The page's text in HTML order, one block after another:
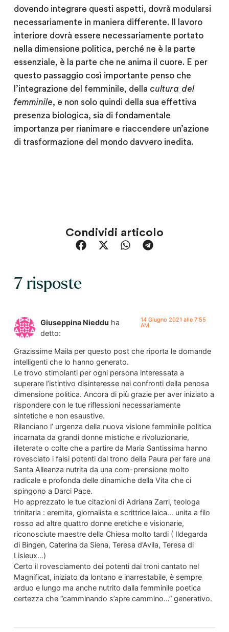
dovendo integrare questi aspetti, dovrà modularsi
necessariamente in maniera differente. Il lavoro
interiore dovrà essere necessariamente portato
nella dimensione politica, perché ne è la parte
essenziale, è la parte che ne anima il cuore. E per
questo passaggio così importante penso che
l’integrazione del femminile, della cultura del
femminile, e non solo quindi della sua effettiva
presenza biologica, sia di fondamentale
importanza per rianimare e riaccendere un’azione
di trasformazione del mondo davvero inedita.
Condividi articolo
7 risposte
Giuseppina Nieddu ha
detto:
14 Giugno 2021 alle 7:55
AM
Grazissime Maila per questo post che riporta le domande
intelligenti che lo hanno generato.
Le trovo stimolanti per ogni persona interessata a
superare l’istintivo disinteresse nei confronti della penosa
dimensione politica. Ancora di più grazie per aver iniziato a
rispondere con le tue riflessioni necessariamente
sintetiche e non esaustive.
Rilanciano l’ urgenza della nuova visione femminile politica
incarnata da grandi donne mistiche e rivoluzionarie,
illeterate o colte che a partire da Maria Santissima hanno
rovesciato i falsi potenti dal trono della Paura per fare una
Santa Alleanza nutrita da una com-prensione molto
radicale e profonda delle dinamiche della Vita che ci
spingono a Darci Pace.
Ho apprezzato le tue citazioni di Adriana Zarri, teologa
trinitaria : eremita, giornalista e scrittrice laica… unita a filo
rosso ad altre quattro donne eretiche e visionarie,
riconosciute maestre della Chiesa molto tardi ( Ildegarda
di Bingen, Caterina da Siena, Teresa d’Avila, Teresa di
Lisieux…)
Certo il rovesciamento dei potenti dai troni cantato nel
Magnificat, iniziato da lontano e inarrestabile, è sempre
arduo e lungo ma anche nutrito dalla femminile poetica
certezza che “camminando s’apre cammino…” generativo.